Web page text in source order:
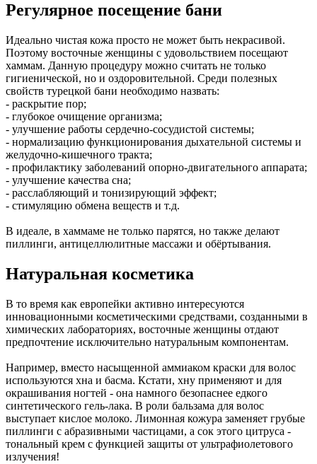
Регулярное посещение бани
Идеально чистая кожа просто не может быть некрасивой.
Поэтому восточные женщины с удовольствием посещают
хаммам. Данную процедуру можно считать не только
гигиенической, но и оздоровительной. Среди полезных
свойств турецкой бани необходимо назвать:
- раскрытие пор;
- глубокое очищение организма;
- улучшение работы сердечно-сосудистой системы;
- нормализацию функционирования дыхательной системы и
желудочно-кишечного тракта;
- профилактику заболеваний опорно-двигательного аппарата;
- улучшение качества сна;
- расслабляющий и тонизирующий эффект;
- стимуляцию обмена веществ и т.д.
В идеале, в хаммаме не только парятся, но также делают
пиллинги, антицеллюлитные массажи и обёртывания.
Натуральная косметика
В то время как европейки активно интересуются
инновационными косметическими средствами, созданными в
химических лабораториях, восточные женщины отдают
предпочтение исключительно натуральным компонентам.
Например, вместо насыщенной аммиаком краски для волос
используются хна и басма. Кстати, хну применяют и для
окрашивания ногтей - она намного безопаснее едкого
синтетического гель-лака. В роли бальзама для волос
выступает кислое молоко. Лимонная кожура заменяет грубые
пиллинги с абразивными частицами, а сок этого цитруса -
тональный крем с функцией защиты от ультрафиолетового
излучения!